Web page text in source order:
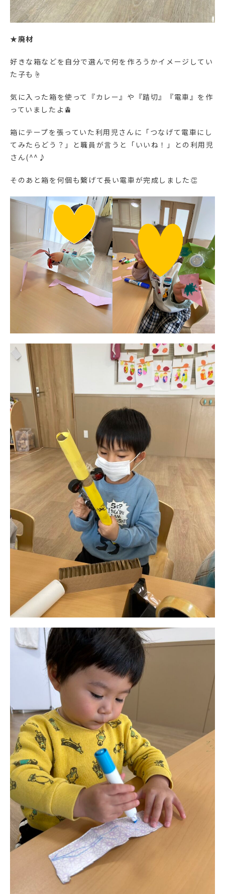
★廃材
好きな箱などを自分で選んで何を作ろうかイメージしてい
た子も☝️
気に入った箱を使って『カレー』や『踏切』『電車』を作
っていましたよ🚊
箱にテープを張っていた利用児さんに「つなげて電車にし
てみたらどう？」と職員が言うと「いいね！」との利用児
さん(^^♪
そのあと箱を何個も繋げて長い電車が完成しました👏